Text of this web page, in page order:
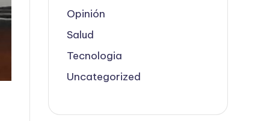
Opinión
Salud
Tecnologia
Uncategorized